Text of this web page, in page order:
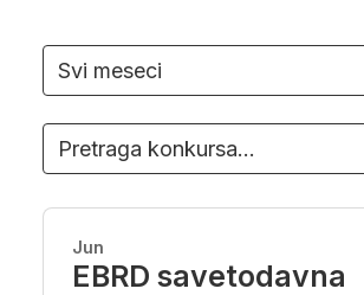
Pretraga konkursa
Jun
EBRD savetodavna